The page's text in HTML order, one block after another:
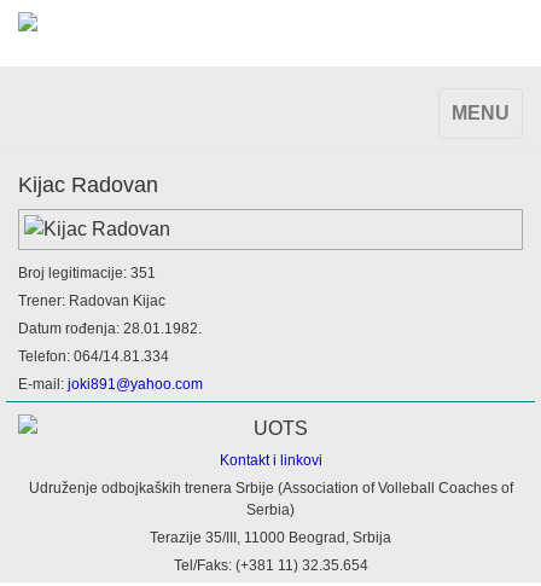
TOGGLE
MENU
Kijac Radovan
Broj legitimacije: 351
Trener: Radovan Kijac
Datum rođenja: 28.01.1982.
Telefon: 064/14.81.334
E-mail: joki891@yahoo.com
Kontakt i linkovi
Udruženje odbojkaških trenera Srbije (Association of Volleball Coaches of
Serbia)
Terazije 35/III, 11000 Beograd, Srbija
Tel/Faks: (+381 11) 32.35.654